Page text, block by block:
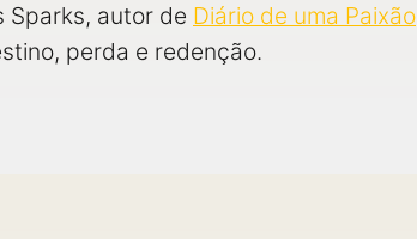
Sparks, autor de Diário de uma Paixão
perda e redenção.